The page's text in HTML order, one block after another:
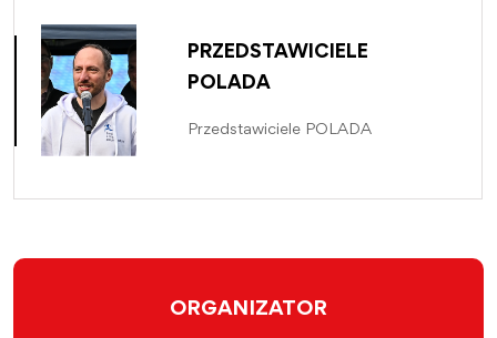
PRZEDSTAWICIELE
POLADA
Przedstawiciele POLADA
ORGANIZATOR